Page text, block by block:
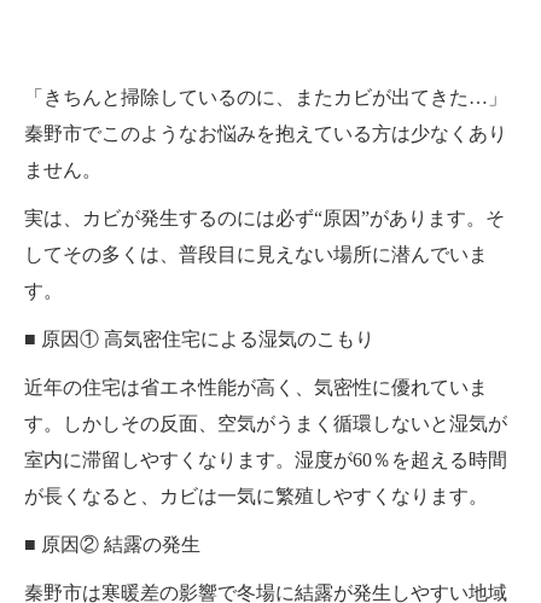
「きちんと掃除しているのに、またカビが出てきた…」
秦野市でこのようなお悩みを抱えている方は少なくあり
ません。
実は、カビが発生するのには必ず“原因”があります。そ
してその多くは、普段目に見えない場所に潜んでいま
す。
■ 原因① 高気密住宅による湿気のこもり
近年の住宅は省エネ性能が高く、気密性に優れていま
す。しかしその反面、空気がうまく循環しないと湿気が
室内に滞留しやすくなります。湿度が60％を超える時間
が長くなると、カビは一気に繁殖しやすくなります。
■ 原因② 結露の発生
秦野市は寒暖差の影響で冬場に結露が発生しやすい地域